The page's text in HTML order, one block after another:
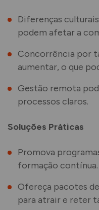
Diferenças
podem afetar a
Concorrência por
aumentar, o que
Gestão remota
processos claros.
Soluções Práticas
Promova
formação contínua.
Ofereça pacotes
para atrair e reter